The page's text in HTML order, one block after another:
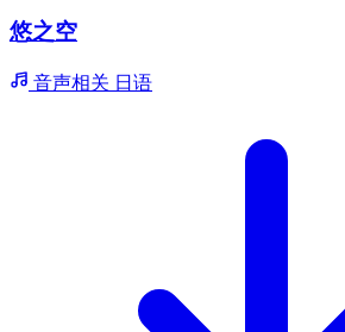
悠之空
音声相关 日语